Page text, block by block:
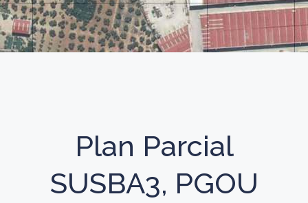
Plan Parcial
SUSBA3, PGOU